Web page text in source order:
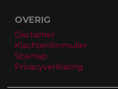
OVERIG
Disclaimer
Klachtenformulier
Sitemap
Privacyverklaring